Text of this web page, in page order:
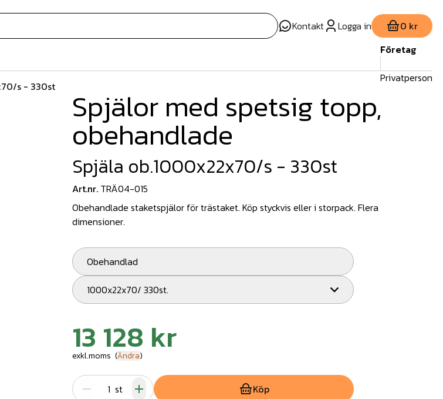
Kontakt Logga in 0 kr
Företag
Privatperson
s - 330st Spjälor med spetsig topp,
obehandlade
Spjäla ob.1000x22x70/s - 330st
Art.nr. TRÄ04-015
Obehandlade staketspjälor för trästaket. Köp styckvis eller i storpack. Flera
dimensioner.
Obehandlad
1000x22x70/ 330st.
13 128 kr
exkl.moms (Ändra)
st Köp